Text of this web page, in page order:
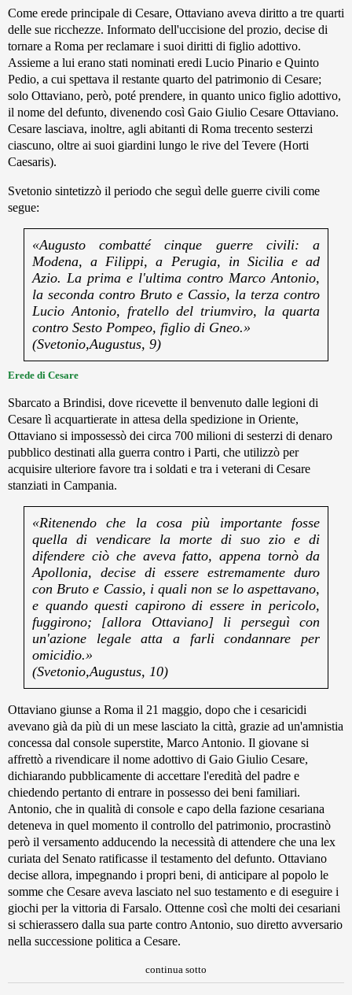
Come erede principale di Cesare, Ottaviano aveva diritto a tre quarti
delle sue ricchezze. Informato dell'uccisione del prozio, decise di
tornare a Roma per reclamare i suoi diritti di figlio adottivo.
Assieme a lui erano stati nominati eredi Lucio Pinario e Quinto
Pedio, a cui spettava il restante quarto del patrimonio di Cesare;
solo Ottaviano, però, poté prendere, in quanto unico figlio adottivo,
il nome del defunto, divenendo così Gaio Giulio Cesare Ottaviano.
Cesare lasciava, inoltre, agli abitanti di Roma trecento sesterzi
ciascuno, oltre ai suoi giardini lungo le rive del Tevere (Horti
Caesaris).
Svetonio sintetizzò il periodo che seguì delle guerre civili come
segue:
«Augusto combatté cinque guerre civili: a
Modena, a Filippi, a Perugia, in Sicilia e ad
Azio. La prima e l'ultima contro Marco Antonio,
la seconda contro Bruto e Cassio, la terza contro
Lucio Antonio, fratello del triumviro, la quarta
contro Sesto Pompeo, figlio di Gneo.»
(Svetonio,Augustus, 9)
Erede di Cesare
Sbarcato a Brindisi, dove ricevette il benvenuto dalle legioni di
Cesare lì acquartierate in attesa della spedizione in Oriente,
Ottaviano si impossessò dei circa 700 milioni di sesterzi di denaro
pubblico destinati alla guerra contro i Parti, che utilizzò per
acquisire ulteriore favore tra i soldati e tra i veterani di Cesare
stanziati in Campania.
«Ritenendo che la cosa più importante fosse
quella di vendicare la morte di suo zio e di
difendere ciò che aveva fatto, appena tornò da
Apollonia, decise di essere estremamente duro
con Bruto e Cassio, i quali non se lo aspettavano,
e quando questi capirono di essere in pericolo,
fuggirono; [allora Ottaviano] li perseguì con
un'azione legale atta a farli condannare per
omicidio.»
(Svetonio,Augustus, 10)
Ottaviano giunse a Roma il 21 maggio, dopo che i cesaricidi
avevano già da più di un mese lasciato la città, grazie ad un'amnistia
concessa dal console superstite, Marco Antonio. Il giovane si
affrettò a rivendicare il nome adottivo di Gaio Giulio Cesare,
dichiarando pubblicamente di accettare l'eredità del padre e
chiedendo pertanto di entrare in possesso dei beni familiari.
Antonio, che in qualità di console e capo della fazione cesariana
deteneva in quel momento il controllo del patrimonio, procrastinò
però il versamento adducendo la necessità di attendere che una lex
curiata del Senato ratificasse il testamento del defunto. Ottaviano
decise allora, impegnando i propri beni, di anticipare al popolo le
somme che Cesare aveva lasciato nel suo testamento e di eseguire i
giochi per la vittoria di Farsalo. Ottenne così che molti dei cesariani
si schierassero dalla sua parte contro Antonio, suo diretto avversario
nella successione politica a Cesare.
continua sotto